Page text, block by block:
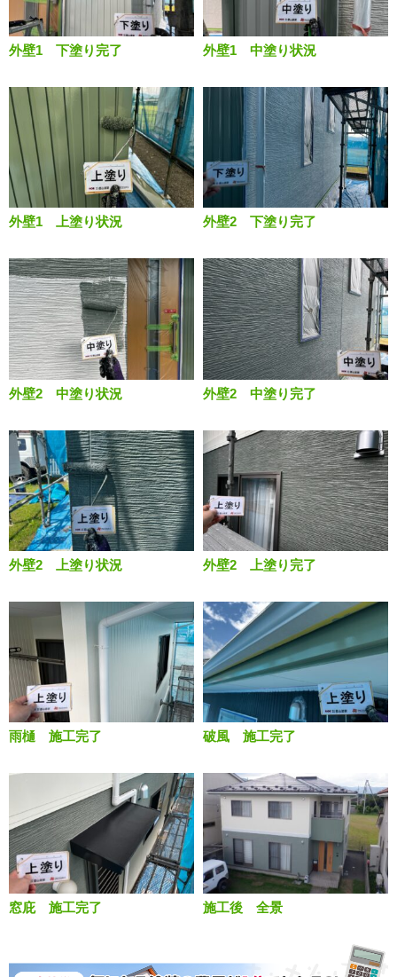
外壁1 下塗り完了 外壁1 中塗り状況
外壁1 上塗り状況 外壁2 下塗り完了
外壁2 中塗り状況 外壁2 中塗り完了
外壁2 上塗り状況 外壁2 上塗り完了
雨樋 施工完了 破風 施工完了
窓庇 施工完了 施工後 全景